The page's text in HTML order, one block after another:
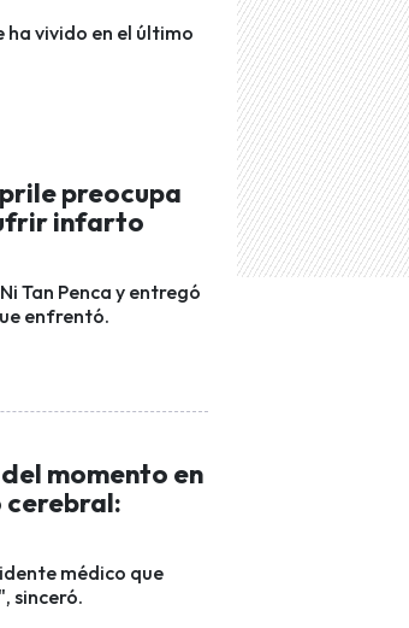
vivido en el último
preocupa
infarto
Tan Penca y entregó
enfrentó.
momento en
cerebral:
médico que
sinceró.